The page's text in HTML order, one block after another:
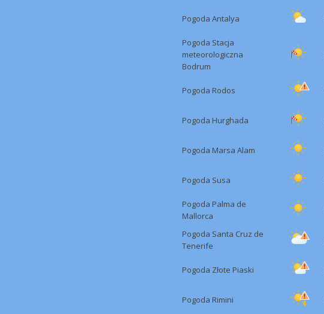
Pogoda Antalya
Pogoda Stacja
meteorologiczna
Bodrum
Pogoda Rodos
Pogoda Hurghada
Pogoda Marsa Alam
Pogoda Susa
Pogoda Palma de
Mallorca
Pogoda Santa Cruz de
Tenerife
Pogoda Złote Piaski
Pogoda Rimini